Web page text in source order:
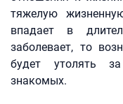
тяжелую
впадает в
заболевает, то
будет утолять
знакомых.